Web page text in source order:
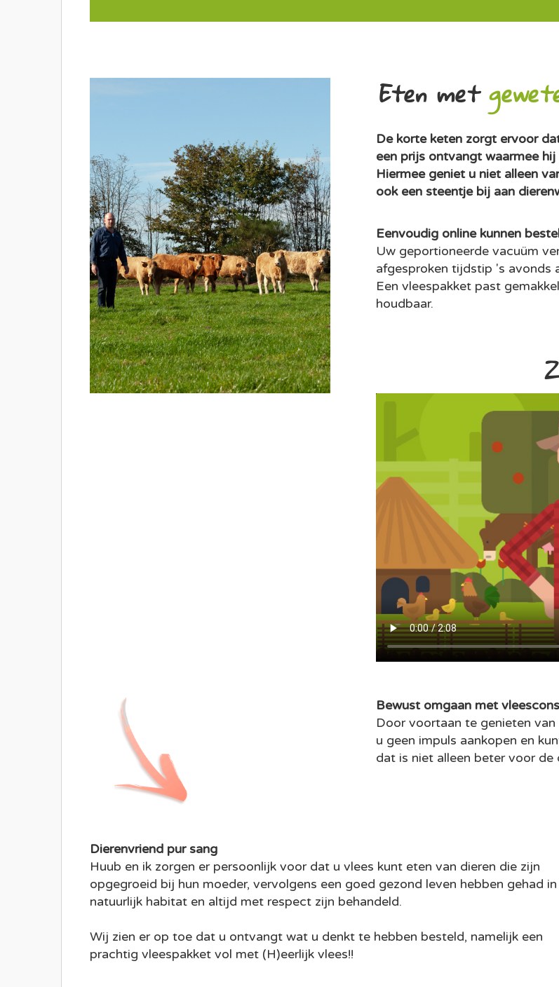
Eten met
De korte keten zorgt ervoor
een prijs ontvangt waarmee
Hiermee geniet u niet alleen
ook een steentje bij aan
Eenvoudig online kunnen
Uw geportioneerde vacuüm
afgesproken tijdstip 's avonds
Een vleespakket past
houdbaar.
Bewust omgaan met
Door voortaan te genieten
u geen impuls aankopen en
dat is niet alleen beter voor de
Dierenvriend pur sang
Huub en ik zorgen er persoonlijk voor dat u vlees kunt eten van dieren die zijn
opgegroeid bij hun moeder, vervolgens een goed gezond leven hebben gehad in
natuurlijk habitat en altijd met respect zijn behandeld.
Wij zien er op toe dat u ontvangt wat u denkt te hebben besteld, namelijk een
prachtig vleespakket vol met (H)eerlijk vlees!!